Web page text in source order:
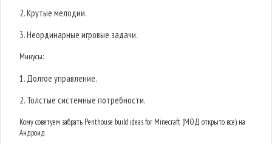
2. Крутые мелодии.
3. Неординарные игровые задачи.
Минусы:
1. Долгое управление.
2. Толстые системные потребности.
Кому советуем забрать Penthouse build ideas for Minecraft (МОД открыто все) на
Андроид